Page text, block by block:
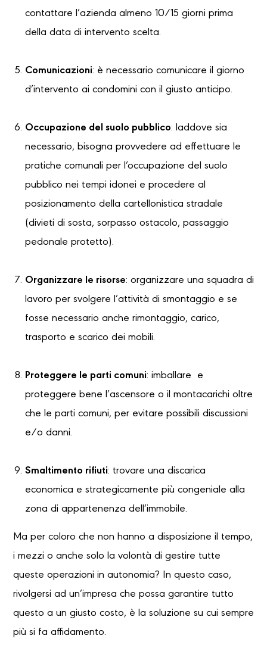
contattare l’azienda almeno 10/15 giorni prima
della data di intervento scelta.
Comunicazioni: è necessario comunicare il giorno
d’intervento ai condomini con il giusto anticipo.
Occupazione del suolo pubblico: laddove sia
necessario, bisogna provvedere ad effettuare le
pratiche comunali per l’occupazione del suolo
pubblico nei tempi idonei e procedere al
posizionamento della cartellonistica stradale
(divieti di sosta, sorpasso ostacolo, passaggio
pedonale protetto).
Organizzare le risorse: organizzare una squadra di
lavoro per svolgere l’attività di smontaggio e se
fosse necessario anche rimontaggio, carico,
trasporto e scarico dei mobili.
Proteggere le parti comuni: imballare e
proteggere bene l’ascensore o il montacarichi oltre
che le parti comuni, per evitare possibili discussioni
e/o danni.
Smaltimento rifiuti: trovare una discarica
economica e strategicamente più congeniale alla
zona di appartenenza dell’immobile.
Ma per coloro che non hanno a disposizione il tempo,
i mezzi o anche solo la volontà di gestire tutte
queste operazioni in autonomia? In questo caso,
rivolgersi ad un’impresa che possa garantire tutto
questo a un giusto costo, è la soluzione su cui sempre
più si fa affidamento.